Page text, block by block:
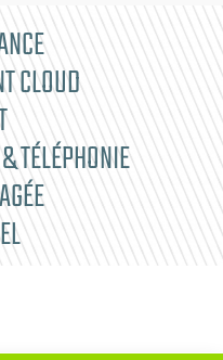
CLOUD
TÉLÉPHONIE